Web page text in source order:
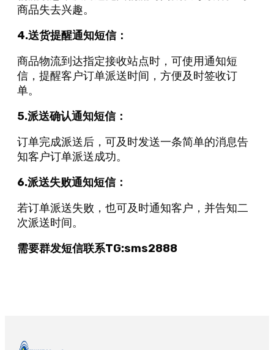
商品失去兴趣。
4.送货提醒通知短信：
商品物流到达指定接收站点时，可使用通知短
信，提醒客户订单派送时间，方便及时签收订
单。
5.派送确认通知短信：
订单完成派送后，可及时发送一条简单的消息告
知客户订单派送成功。
6.派送失败通知短信：
若订单派送失败，也可及时通知客户，并告知二
次派送时间。
需要群发短信联系TG:sms2888